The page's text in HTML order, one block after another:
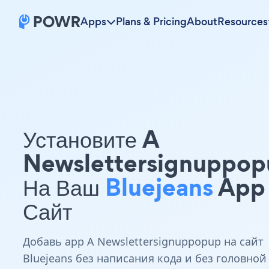
Apps Plans & PricingAboutResources
Установите A
На Ваш BluejeansApp
Сайт
Добавь app A Newslettersignuppopup на сайт
Bluejeans без написания кода и без головной